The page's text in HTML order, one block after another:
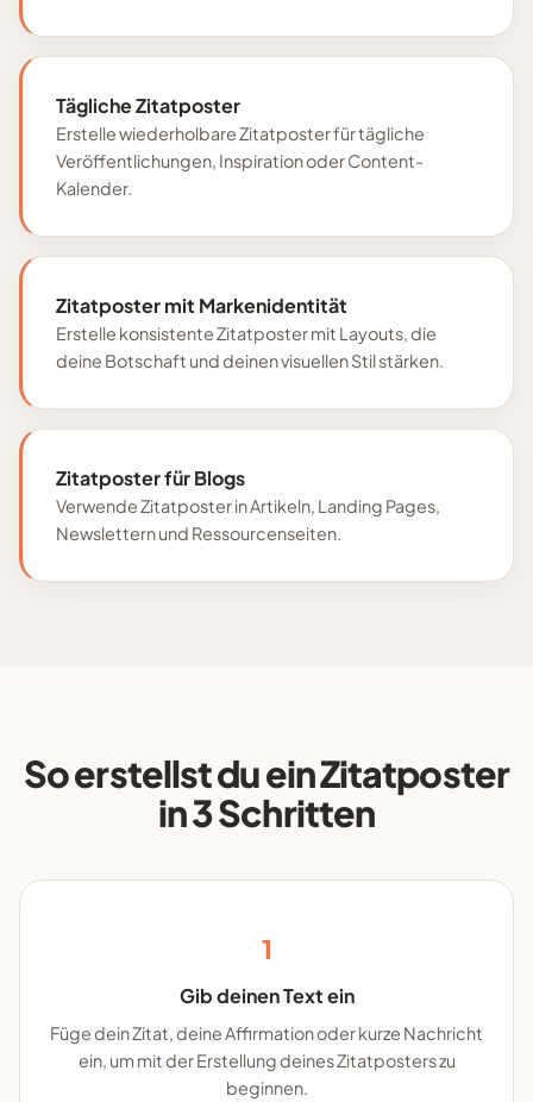
Tägliche Zitatposter
Erstelle wiederholbare Zitatposter für tägliche
Veröffentlichungen, Inspiration oder Content-
Kalender.
Zitatposter mit Markenidentität
Erstelle konsistente Zitatposter mit Layouts, die
deine Botschaft und deinen visuellen Stil stärken.
Zitatposter für Blogs
Verwende Zitatposter in Artikeln, Landing Pages,
Newslettern und Ressourcenseiten.
So erstellst du ein Zitatposter
in 3 Schritten
1
Gib deinen Text ein
Füge dein Zitat, deine Affirmation oder kurze Nachricht
ein, um mit der Erstellung deines Zitatposters zu
beginnen.